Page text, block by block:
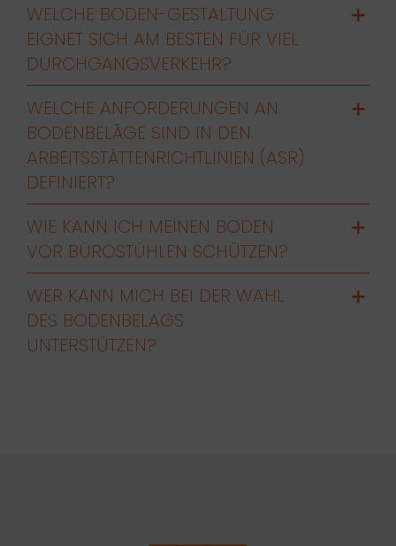
WELCHE BODEN-GESTALTUNG
EIGNET SICH AM BESTEN FÜR VIEL
DURCHGANGSVERKEHR?
WELCHE ANFORDERUNGEN AN
BODENBELÄGE SIND IN DEN
ARBEITSSTÄTTENRICHTLINIEN (ASR)
DEFINIERT?
WIE KANN ICH MEINEN BODEN
VOR BÜROSTÜHLEN SCHÜTZEN?
WER KANN MICH BEI DER WAHL
DES BODENBELAGS
UNTERSTÜTZEN?